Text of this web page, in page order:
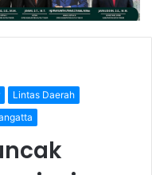
Lintas Daerah